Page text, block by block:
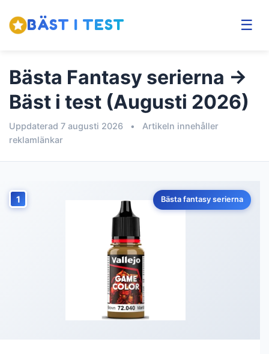
BÄST I TEST ☰
Bästa Fantasy serierna →
Bäst i test (Augusti 2026)
Uppdaterad 7 augusti 2026 •
Artikeln innehåller
reklamlänkar
1 Bästa fantasy serierna